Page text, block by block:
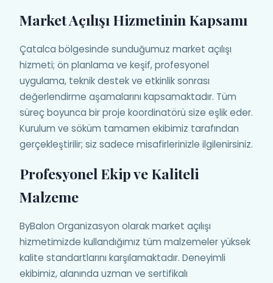
Market Açılışı Hizmetinin Kapsamı
Çatalca bölgesinde sunduğumuz market açılışı
hizmeti; ön planlama ve keşif, profesyonel
uygulama, teknik destek ve etkinlik sonrası
değerlendirme aşamalarını kapsamaktadır. Tüm
süreç boyunca bir proje koordinatörü size eşlik eder.
Kurulum ve söküm tamamen ekibimiz tarafından
gerçekleştirilir; siz sadece misafirlerinizle ilgilenirsiniz.
Profesyonel Ekip ve Kaliteli
Malzeme
ByBalon Organizasyon olarak market açılışı
hizmetimizde kullandığımız tüm malzemeler yüksek
kalite standartlarını karşılamaktadır. Deneyimli
ekibimiz, alanında uzman ve sertifikalı